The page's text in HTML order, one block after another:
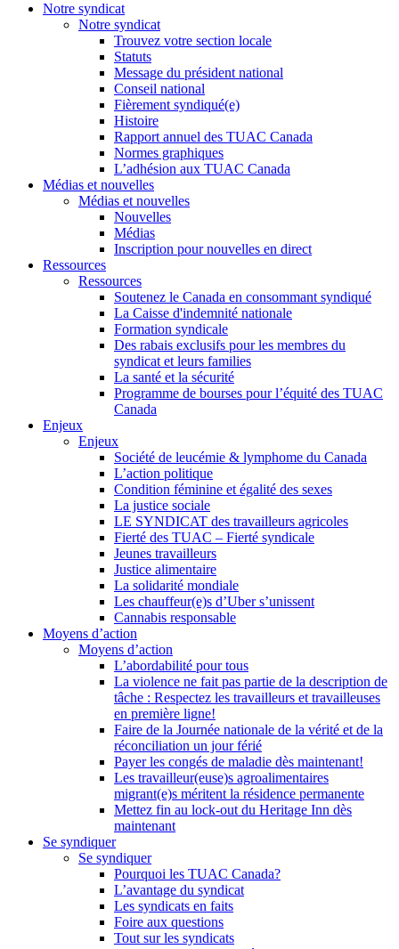
Notre syndicat
Notre syndicat
Trouvez votre section locale
Statuts
Message du président national
Conseil national
Fièrement syndiqué(e)
Histoire
Rapport annuel des TUAC Canada
Normes graphiques
L’adhésion aux TUAC Canada
Médias et nouvelles
Médias et nouvelles
Nouvelles
Médias
Inscription pour nouvelles en direct
Ressources
Ressources
Soutenez le Canada en consommant syndiqué
La Caisse d'indemnité nationale
Formation syndicale
Des rabais exclusifs pour les membres du
syndicat et leurs families
La santé et la sécurité
Programme de bourses pour l’équité des TUAC
Canada
Enjeux
Enjeux
Société de leucémie & lymphome du Canada
L’action politique
Condition féminine et égalité des sexes
La justice sociale
LE SYNDICAT des travailleurs agricoles
Fierté des TUAC – Fierté syndicale
Jeunes travailleurs
Justice alimentaire
La solidarité mondiale
Les chauffeur(e)s d’Uber s’unissent
Cannabis responsable
Moyens d’action
Moyens d’action
L’abordabilité pour tous
La violence ne fait pas partie de la description de
tâche : Respectez les travailleurs et travailleuses
en première ligne!
Faire de la Journée nationale de la vérité et de la
réconciliation un jour férié
Payer les congés de maladie dès maintenant!
Les travailleur(euse)s agroalimentaires
migrant(e)s méritent la résidence permanente
Mettez fin au lock-out du Heritage Inn dès
maintenant
Se syndiquer
Se syndiquer
Pourquoi les TUAC Canada?
L’avantage du syndicat
Les syndicats en faits
Foire aux questions
Tout sur les syndicats